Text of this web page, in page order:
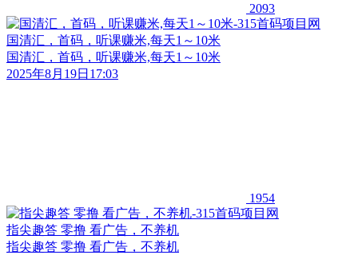
2093
国清汇，首码，听课赚米,每天1～10米
国清汇，首码，听课赚米,每天1～10米
2025年8月19日17:03
1954
指尖趣答 零撸 看广告，不养机
指尖趣答 零撸 看广告，不养机